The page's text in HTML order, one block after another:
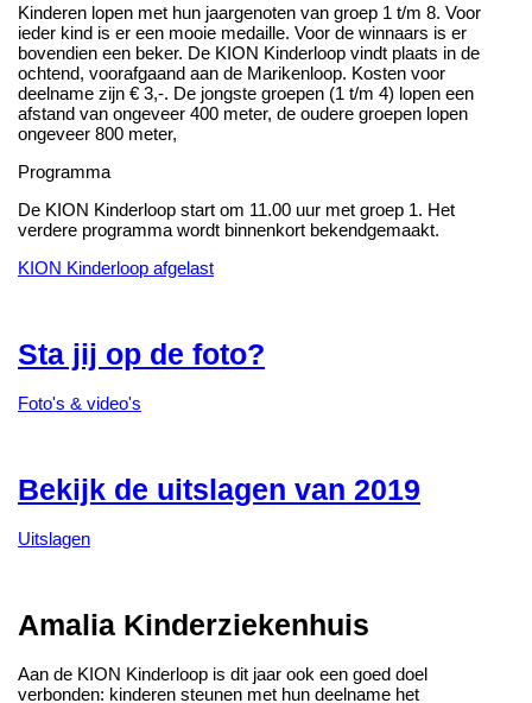
Kinderen lopen met hun jaargenoten van groep 1 t/m 8. Voor
ieder kind is er een mooie medaille. Voor de winnaars is er
bovendien een beker. De KION Kinderloop vindt plaats in de
ochtend, voorafgaand aan de Marikenloop. Kosten voor
deelname zijn € 3,-. De jongste groepen (1 t/m 4) lopen een
afstand van ongeveer 400 meter, de oudere groepen lopen
ongeveer 800 meter,
Programma
De KION Kinderloop start om 11.00 uur met groep 1. Het
verdere programma wordt binnenkort bekendgemaakt.
KION Kinderloop afgelast
Sta jij op de foto?
Foto's & video's
Bekijk de uitslagen van 2019
Uitslagen
Amalia Kinderziekenhuis
Aan de KION Kinderloop is dit jaar ook een goed doel
verbonden: kinderen steunen met hun deelname het